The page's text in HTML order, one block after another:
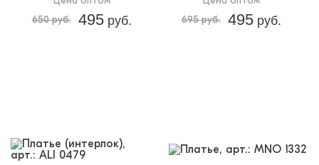
650 руб.
495руб.
695 руб. 495 руб.